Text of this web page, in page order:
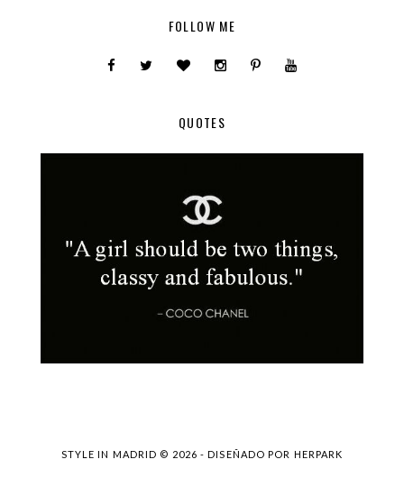
FOLLOW ME
QUOTES
STYLE IN MADRID © 2026 - DISEÑADO POR HERPARK